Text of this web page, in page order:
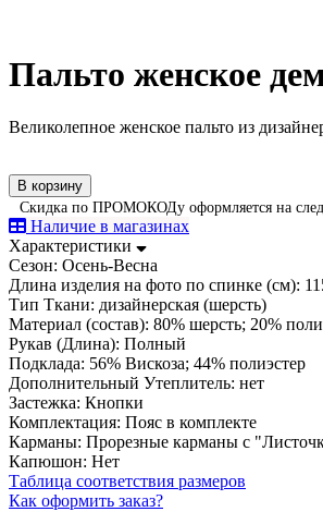
Пальто женское
Великолепное женское пальто из
В корзину
Скидка по ПРОМОКОДу оформляется на
Наличие в магазинах
Характеристики
Сезон: Осень-Весна
Длина изделия на фото по спинке (см):
Тип Ткани: дизайнерская (шерсть)
Материал (состав): 80% шерсть; 20%
Рукав (Длина): Полный
Подклада: 56% Вискоза; 44% полиэстер
Дополнительный Утеплитель: нет
Застежка: Кнопки
Комплектация: Пояс в комплекте
Карманы: Прорезные карманы с
Капюшон: Нет
Таблица соответствия размеров
Как оформить заказ?